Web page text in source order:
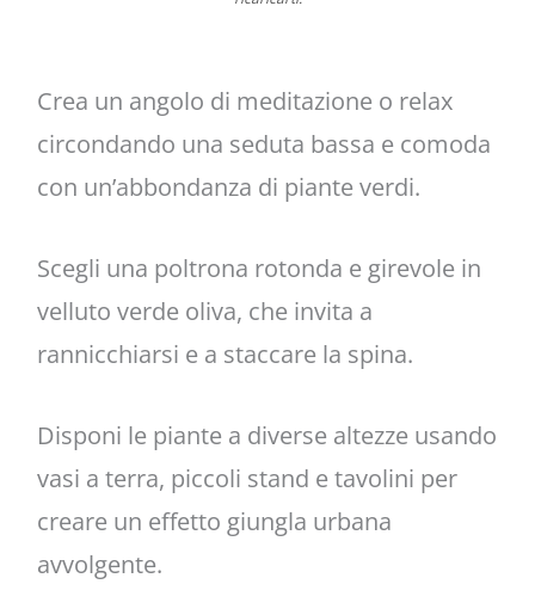
Crea un angolo di meditazione o relax
circondando una seduta bassa e comoda
con un’abbondanza di piante verdi.
Scegli una poltrona rotonda e girevole in
velluto verde oliva, che invita a
rannicchiarsi e a staccare la spina.
Disponi le piante a diverse altezze usando
vasi a terra, piccoli stand e tavolini per
creare un effetto giungla urbana
avvolgente.